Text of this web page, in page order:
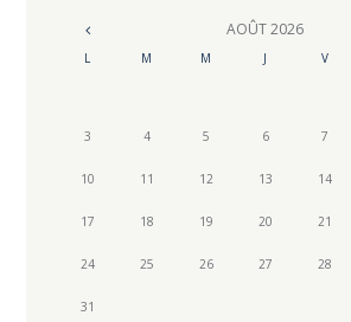
AOÛT2026
L M M J V
3 4 5 6 7
10 11 12 13 14
17 18 19 20 21
24 25 26 27 28
31